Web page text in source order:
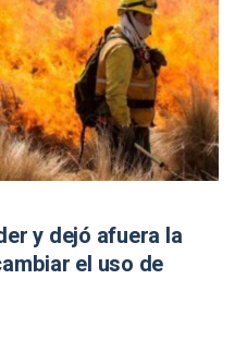
y dejó afuera la
el uso de